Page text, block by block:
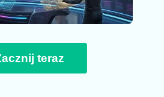
teraz